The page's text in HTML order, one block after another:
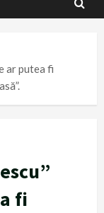
ar putea fi
fi